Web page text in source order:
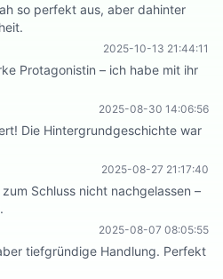
so perfekt aus, aber dahinter
2025-10-13 21:44:11
Protagonistin – ich habe mit ihr
2025-08-30 14:06:56
Die Hintergrundgeschichte war
2025-08-27 21:17:40
Schluss nicht nachgelassen –
2025-08-07 08:05:55
tiefgründige Handlung. Perfekt